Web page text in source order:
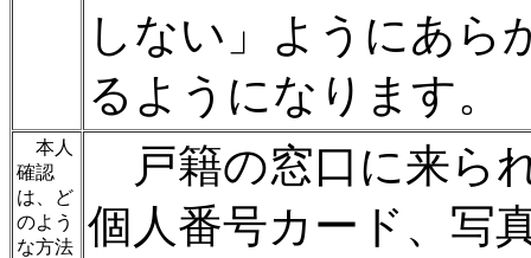
しない」ようにあら
るようになります。
本人
確認
は、ど
のよう
な方法
戸籍の窓口に来ら
個人番号カード、写